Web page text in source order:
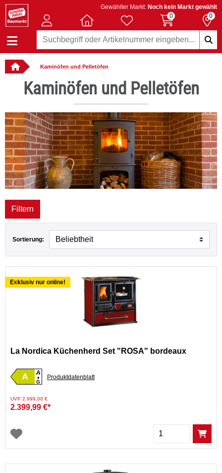
Gewählter Markt: Noch kein Markt gewählt
0
0
Kaminöfen und Pelletöfen
Kaminöfen und Pelletöfen
Filtern
Sortierung:
Exklusiv nur online!
La Nordica Küchenherd Set "ROSA" bordeaux
A
++
G
A Produktdatenblatt
Preis reduziert von
UVP 2.999,00 €auf
2.399,99 €*
Menge